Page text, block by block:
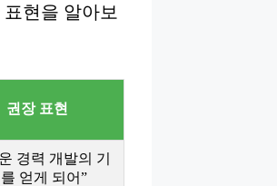
현을 알아보
권장 표현
경력 개발의 기
얻게 되어”